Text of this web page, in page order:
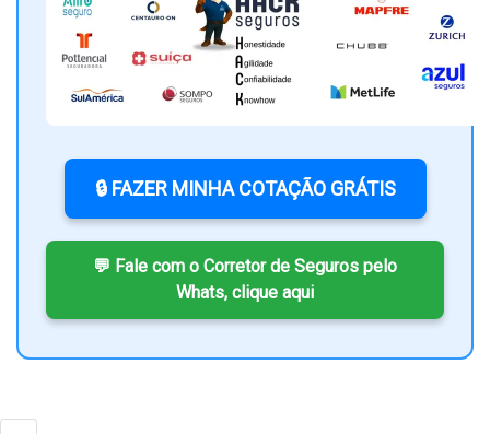
🔒 FAZER MINHA COTAÇÃO GRÁTIS
💬 Fale com o Corretor de Seguros pelo
Whats, clique aqui